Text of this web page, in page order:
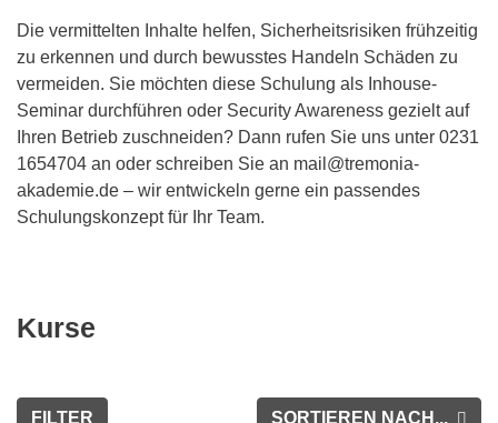
Die vermittelten Inhalte helfen, Sicherheitsrisiken frühzeitig
zu erkennen und durch bewusstes Handeln Schäden zu
vermeiden. Sie möchten diese Schulung als Inhouse-
Seminar durchführen oder Security Awareness gezielt auf
Ihren Betrieb zuschneiden? Dann rufen Sie uns unter 0231
1654704 an oder schreiben Sie an mail@tremonia-
akademie.de – wir entwickeln gerne ein passendes
Schulungskonzept für Ihr Team.
Kurse
SORTIEREN NACH...
FILTER